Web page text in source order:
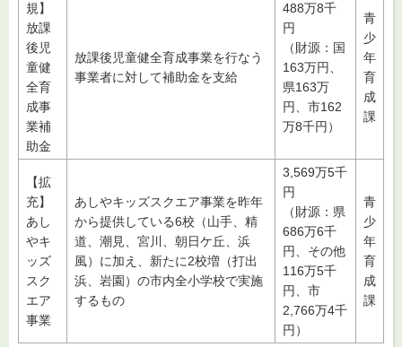
規】
放課
後児
童健
全育
成事
業補
助金
放課後児童健全育成事業を行なう
事業者に対して補助金を支給
488万8千
円
（財源：国
163万円、
県163万
円、市162
万8千円）
青
少
年
育
成
課
【拡
充】
あし
やキ
ッズ
スク
エア
事業
あしやキッズスクエア事業を昨年
から提供している6校（山手、精
道、潮見、宮川、朝日ケ丘、浜
風）に加え、新たに2校増（打出
浜、岩園）の市内全小学校で実施
するもの
3,569万5千
円
（財源：県
686万6千
円、その他
116万5千
円、市
2,766万4千
円）
青
少
年
育
成
課